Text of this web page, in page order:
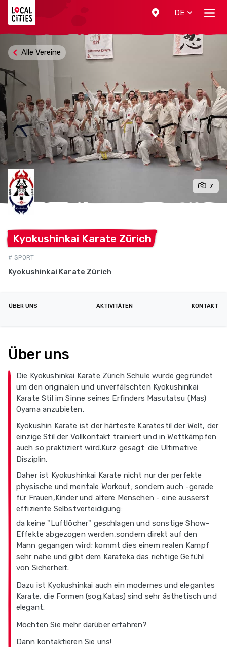
DE
7
Alle Vereine
Kyokushinkai Karate Zürich
# SPORT
Kyokushinkai Karate Zürich
ÜBER UNS AKTIVITÄTEN KONTAKT
Über uns
Die Kyokushinkai Karate Zürich Schule wurde gegründet
um den originalen und unverfälschten Kyokushinkai
Karate Stil im Sinne seines Erfinders Masutatsu (Mas)
Oyama anzubieten.
Kyokushin Karate ist der härteste Karatestil der Welt, der
einzige Stil der Vollkontakt trainiert und in Wettkämpfen
auch so praktiziert wird.Kurz gesagt: die Ultimative
Disziplin.
Daher ist Kyokushinkai Karate nicht nur der perfekte
physische und mentale Workout; sondern auch -gerade
für Frauen,Kinder und ältere Menschen - eine äusserst
effiziente Selbstverteidigung:
da keine "Luftlöcher" geschlagen und sonstige Show-
Effekte abgezogen werden,sondern direkt auf den
Mann gegangen wird; kommt dies einem realen Kampf
sehr nahe und gibt dem Karateka das richtige Gefühl
von Sicherheit.
Dazu ist Kyokushinkai auch ein modernes und elegantes
Karate, die Formen (sog.Katas) sind sehr ästhetisch und
elegant.
Möchten Sie mehr darüber erfahren?
Dann kontaktieren Sie uns!